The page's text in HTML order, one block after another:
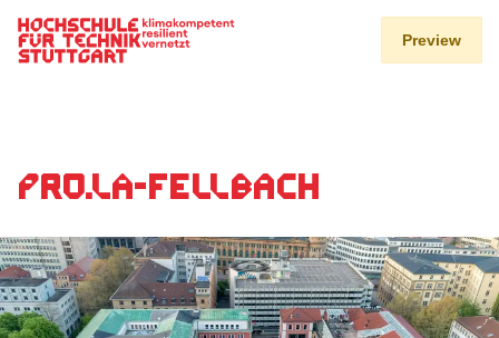
Hauptnavigation
Pro.La-Fellbach
Preview